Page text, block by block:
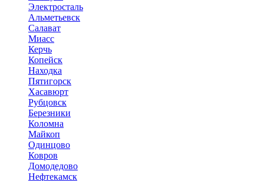
Электросталь
Альметьевск
Салават
Миасс
Керчь
Копейск
Находка
Пятигорск
Хасавюрт
Рубцовск
Березники
Коломна
Майкоп
Одинцово
Ковров
Домодедово
Нефтекамск